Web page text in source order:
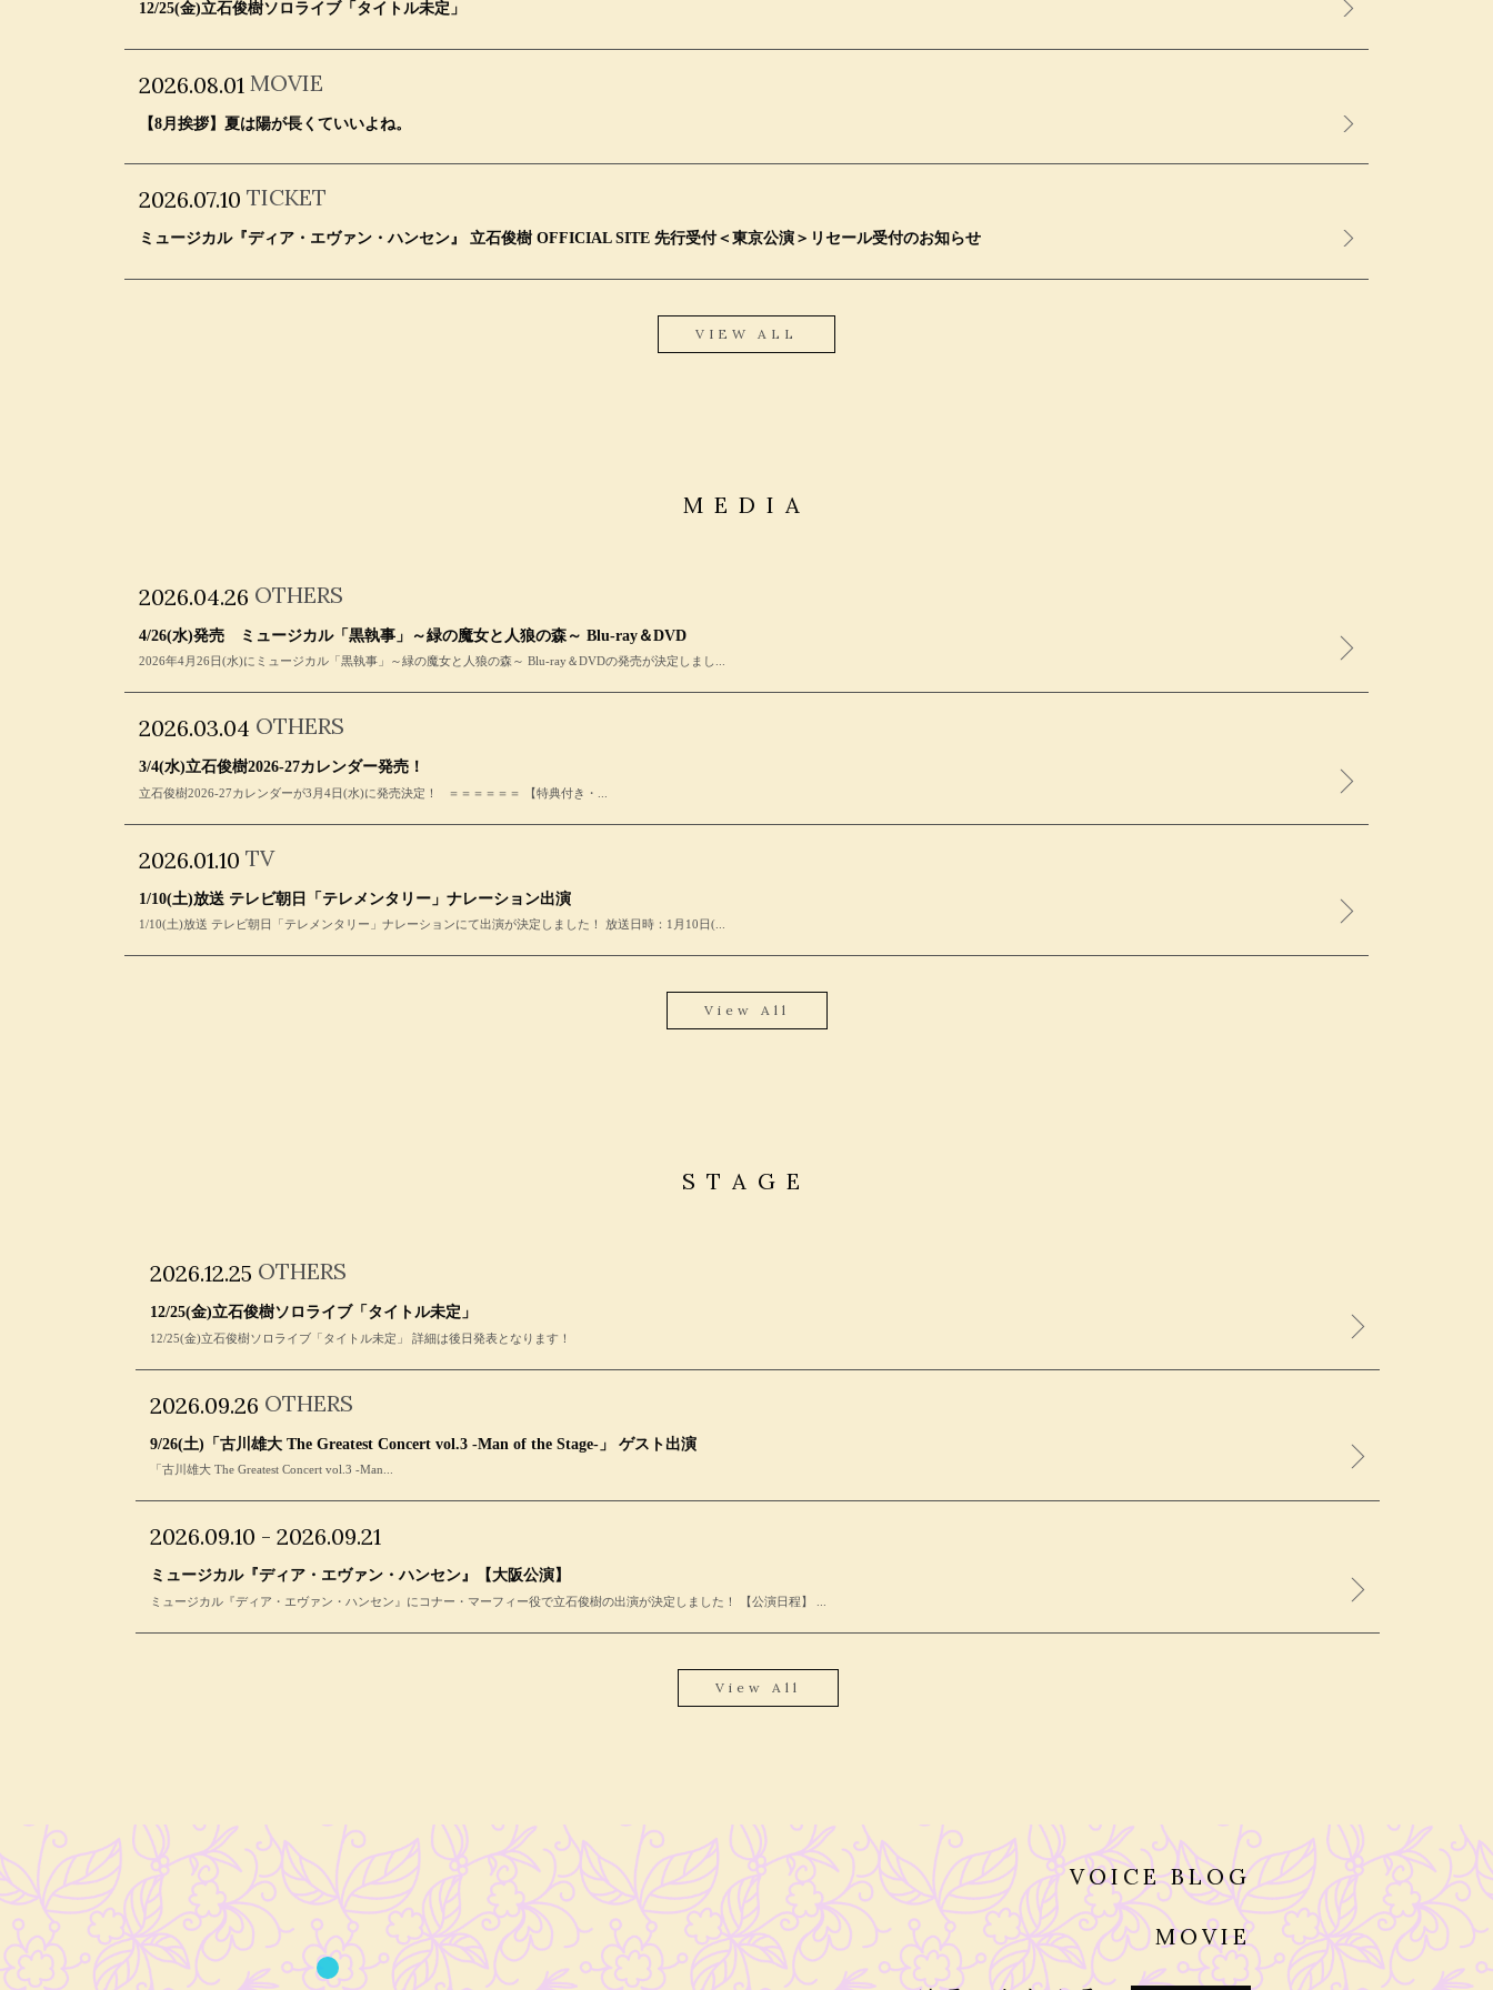
12/25(金)立石俊樹ソロライブ「タイトル未定」
2026.08.01 MOVIE
【8月挨拶】夏は陽が長くていいよね。
2026.07.10 TICKET
ミュージカル『ディア・エヴァン・ハンセン』 立石俊樹 OFFICIAL SITE 先行受付＜東京公演＞リセール受付のお知らせ
VIEW ALL
MEDIA
2026.04.26 OTHERS
4/26(水)発売 ミュージカル「黒執事」～緑の魔女と人狼の森～ Blu-ray＆DVD
2026年4月26日(水)にミュージカル「黒執事」～緑の魔女と人狼の森～ Blu-ray＆DVDの発売が決定しまし...
2026.03.04 OTHERS
3/4(水)立石俊樹2026-27カレンダー発売！
立石俊樹2026-27カレンダーが3月4日(水)に発売決定！ ＝＝＝＝＝＝ 【特典付き・...
2026.01.10 TV
1/10(土)放送 テレビ朝日「テレメンタリー」ナレーション出演
1/10(土)放送 テレビ朝日「テレメンタリー」ナレーションにて出演が決定しました！ 放送日時：1月10日(...
View All
STAGE
2026.12.25 OTHERS
12/25(金)立石俊樹ソロライブ「タイトル未定」
12/25(金)立石俊樹ソロライブ「タイトル未定」 詳細は後日発表となります！
2026.09.26 OTHERS
9/26(土)「古川雄大 The Greatest Concert vol.3 -Man of the Stage-」 ゲスト出演
「古川雄大 The Greatest Concert vol.3 -Man...
2026.09.10 - 2026.09.21
ミュージカル『ディア・エヴァン・ハンセン』【大阪公演】
ミュージカル『ディア・エヴァン・ハンセン』にコナー・マーフィー役で立石俊樹の出演が決定しました！ 【公演日程】 ...
View All
VOICE BLOG
MOVIE